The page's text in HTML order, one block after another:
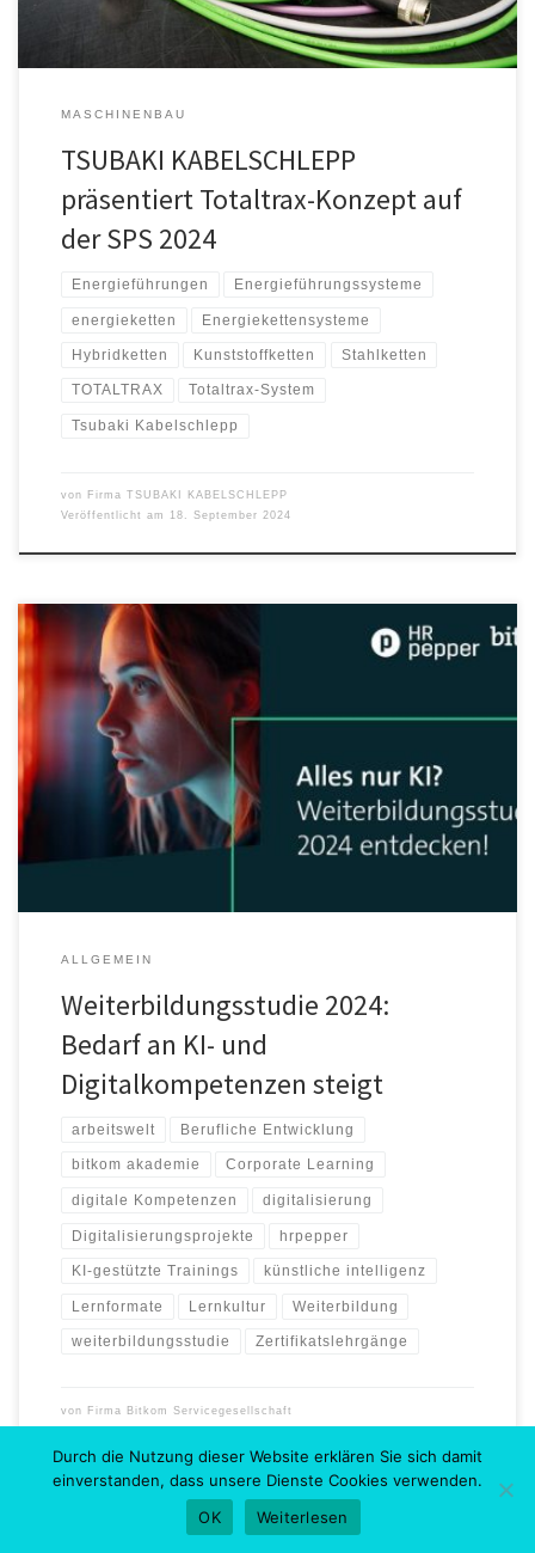
MASCHINENBAU
TSUBAKI KABELSCHLEPP
präsentiert Totaltrax-Konzept auf
der SPS 2024
Energieführungen Energieführungssysteme
energieketten Energiekettensysteme
Hybridketten Kunststoffketten Stahlketten
TOTALTRAX Totaltrax-System
Tsubaki Kabelschlepp
von Firma TSUBAKI KABELSCHLEPP
Veröffentlicht am
18. September 2024
74 Prozent bewerten Weiterbildungen zu digitalen Technologien
als wichtig für die berufliche Entwicklung Jeder Fünfte würde bei
der Wahl der passenden Weiterbildung eher der KI anstatt der
Führungskraft vertrauen Rund zwei Drittel der Befragten haben
Interesse an KI-gestützten Trainingsformaten Die Bitkom
Akademie hat in Zusammenarbeit mit HRpepper ihre aktuelle
ALLGEMEIN
Weiterbildungsstudie 2024:
Bedarf an KI- und
Digitalkompetenzen steigt
arbeitswelt Berufliche Entwicklung
bitkom akademie Corporate Learning
digitale Kompetenzen digitalisierung
Digitalisierungsprojekte hrpepper
KI-gestützte Trainings künstliche intelligenz
Lernformate Lernkultur Weiterbildung
weiterbildungsstudie Zertifikatslehrgänge
von Firma Bitkom Servicegesellschaft
Durch die Nutzung dieser Website erklären Sie sich damit
einverstanden, dass unsere Dienste Cookies verwenden.
OK
Weiterlesen